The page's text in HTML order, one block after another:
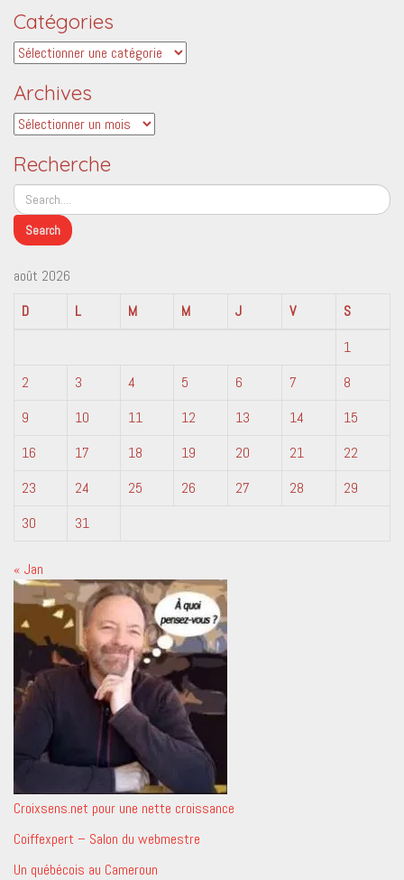
Catégories
Catégories
Archives
Archives
Recherche
août 2026
D
L M M J V
S
1
2
3 4 5 6 7
8
9
10 11 12 13 14
15
16
17 18 19 20 21
22
23
24 25 26 27 28
29
30
31
« Jan
Croixsens.net pour une nette croissance
Coiffexpert – Salon du webmestre
Un québécois au Cameroun